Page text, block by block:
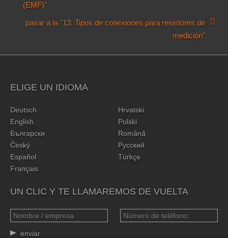
(EMF)"
pasar a la "13. Tipos de conexiones para resistores de
medición"
ELIGE UN IDIOMA
Deutsch
English
Български
Český
Español
Français
Hrvatski
Polski
Română
Русский
Türkçe
UN CLIC Y TE LLAMAREMOS DE VUELTA
enviar